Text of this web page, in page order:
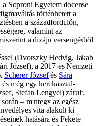
Soproni Egyetem docense
történhetett a
a századfordulón,
valamint az
a dizájn versengésből
(Dvorszky Hedvig, Jakab
József), a 2017-es Nemzeti
Scherer Józsefés Sára
még egy kerekasztal-
Stefan Lengyel) zárult.
– mintegy az egész
vita alakult ki
hatására és Fekete